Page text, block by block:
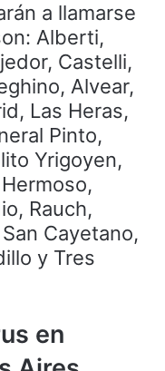
a llamarse
Alberti,
Castelli,
Alvear,
Las Heras,
Pinto,
Yrigoyen,
Rauch,
Cayetano,
y Tres
en